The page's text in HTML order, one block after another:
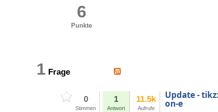
6
Punkte
1 Frage
0
Stimmen
1
Antwort
11.5k
Aufrufe
Update -
on-e